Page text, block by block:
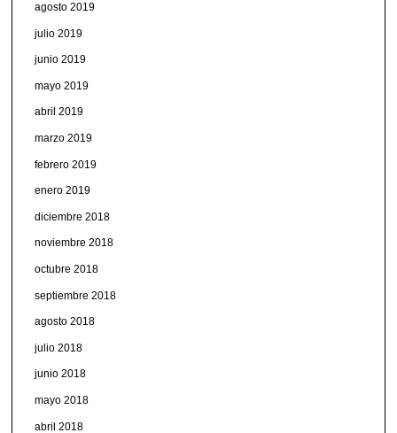
agosto 2019
julio 2019
junio 2019
mayo 2019
abril 2019
marzo 2019
febrero 2019
enero 2019
diciembre 2018
noviembre 2018
octubre 2018
septiembre 2018
agosto 2018
julio 2018
junio 2018
mayo 2018
abril 2018